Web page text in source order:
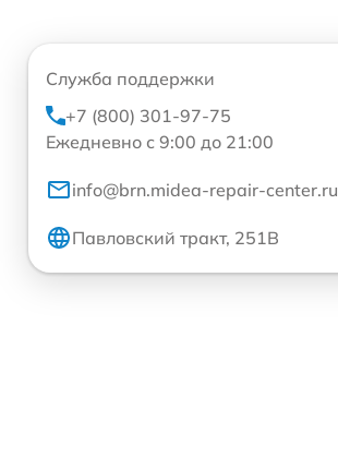
Служба поддержки
+7 (800) 301-97-75
Ежедневно с 9:00 до 21:00
info@brn.midea-repair-center.ru
Павловский тракт, 251В